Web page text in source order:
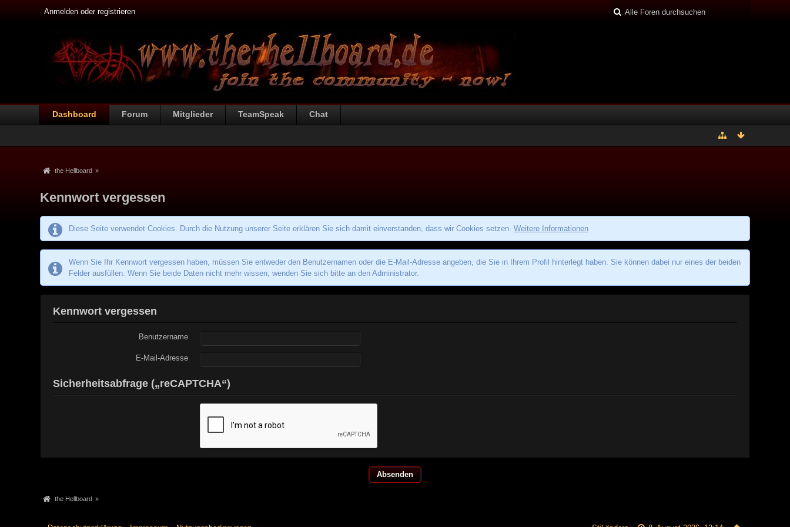
Anmelden oder registrieren
Dashboard Forum Mitglieder TeamSpeak Chat
the Hellboard »
Kennwort vergessen
Diese Seite verwendet Cookies. Durch die Nutzung unserer Seite erklären Sie sich damit einverstanden, dass wir Cookies setzen. Weitere Informationen
Wenn Sie Ihr Kennwort vergessen haben, müssen Sie entweder den Benutzernamen oder die E-Mail-Adresse angeben, die Sie in Ihrem Profil hinterlegt haben. Sie können dabei nur eines der beiden
Felder ausfüllen. Wenn Sie beide Daten nicht mehr wissen, wenden Sie sich bitte an den Administrator.
Kennwort vergessen
Benutzername
E-Mail-Adresse
Sicherheitsabfrage („reCAPTCHA“)
the Hellboard »